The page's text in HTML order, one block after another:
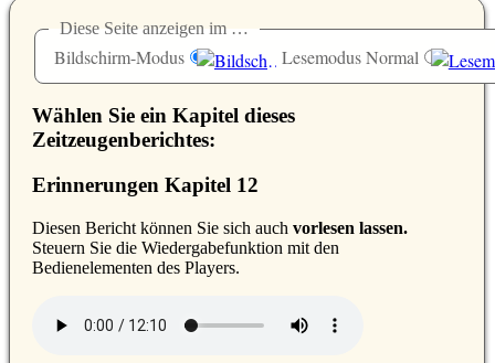
Diese Seite anzeigen im …
Bildschirm-Modus Lesemodus Normal
Wählen Sie ein Kapitel dieses
Zeitzeugenberichtes:
Erinnerungen Kapitel 12
Diesen Bericht können Sie sich auch vorlesen lassen.
Steuern Sie die Wiedergabefunktion mit den
Bedienelementen des Players.